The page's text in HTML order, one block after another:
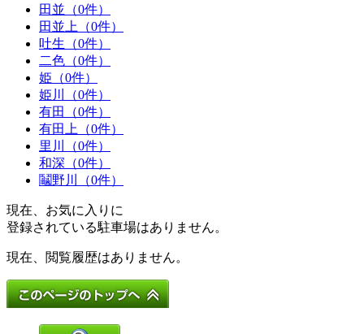
田並（0件）
田並上（0件）
吐生（0件）
二色（0件）
姫（0件）
姫川（0件）
有田（0件）
有田上（0件）
里川（0件）
和深（0件）
鬮野川（0件）
現在、お気に入りに
登録されている駐車場はありません。
現在、閲覧履歴はありません。